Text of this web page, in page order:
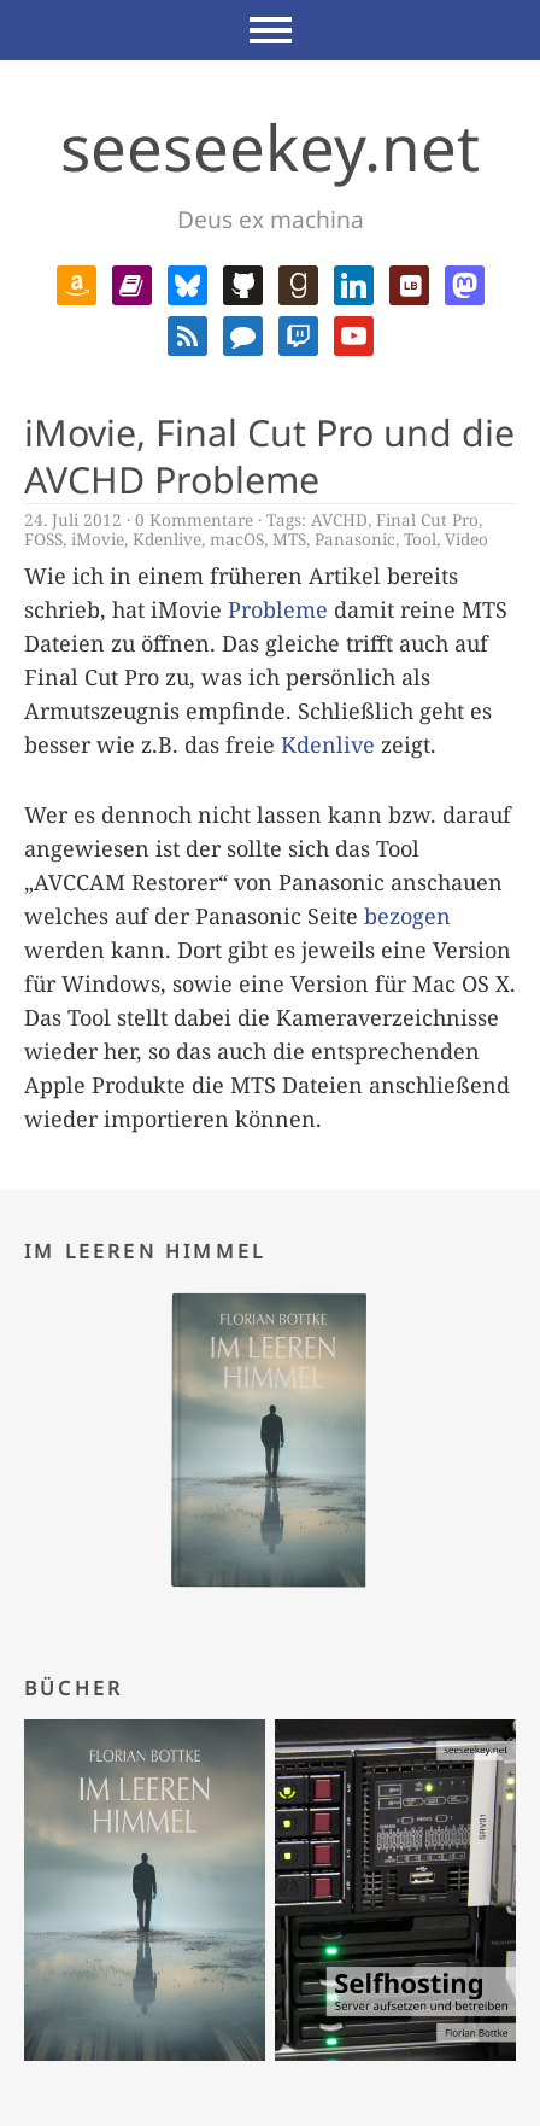
seeseekey.net
Deus ex machina
iMovie, Final Cut Pro und die
AVCHD Probleme
24. Juli 2012 0 Kommentare Tags: AVCHD, Final Cut Pro,
FOSS, iMovie, Kdenlive, macOS, MTS, Panasonic, Tool, Video
Wie ich in einem früheren Artikel bereits
schrieb, hat iMovie Probleme damit reine MTS
Dateien zu öffnen. Das gleiche trifft auch auf
Final Cut Pro zu, was ich persönlich als
Armutszeugnis empfinde. Schließlich geht es
besser wie z.B. das freie Kdenlive zeigt.
Wer es dennoch nicht lassen kann bzw. darauf
angewiesen ist der sollte sich das Tool
„AVCCAM Restorer“ von Panasonic anschauen
welches auf der Panasonic Seite bezogen
werden kann. Dort gibt es jeweils eine Version
für Windows, sowie eine Version für Mac OS X.
Das Tool stellt dabei die Kameraverzeichnisse
wieder her, so das auch die entsprechenden
Apple Produkte die MTS Dateien anschließend
wieder importieren können.
IM LEEREN HIMMEL
BÜCHER